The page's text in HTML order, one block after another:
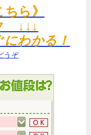
ら》
↓↓↓
わかる！
うぞ